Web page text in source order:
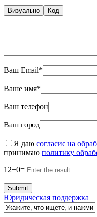
Визуально Код
Ваш Email*
Ваше имя*
Ваш телефон
Ваш город
Я даю согласие на
принимаю политику
12+0=
Юридическая поддержка